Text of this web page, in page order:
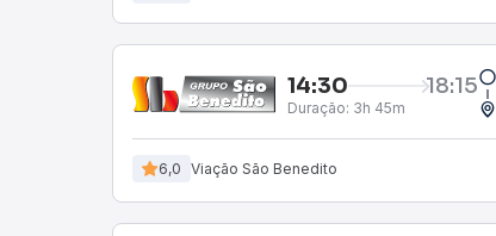
14:30 18:15
Duração: 3h 45m
6,0 Viação São Benedito